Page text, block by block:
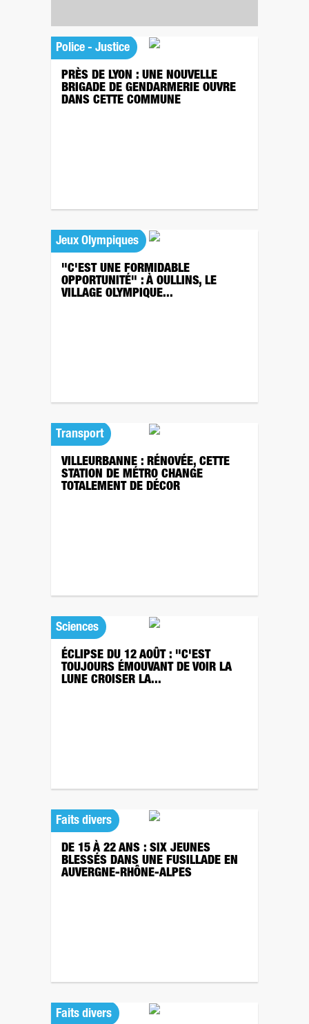
Police - Justice
PRÈS DE LYON : UNE NOUVELLE
BRIGADE DE GENDARMERIE OUVRE
DANS CETTE COMMUNE
Jeux Olympiques
"C'EST UNE FORMIDABLE
OPPORTUNITÉ" : À OULLINS, LE
VILLAGE OLYMPIQUE...
Transport
VILLEURBANNE : RÉNOVÉE, CETTE
STATION DE MÉTRO CHANGE
TOTALEMENT DE DÉCOR
Sciences
ÉCLIPSE DU 12 AOÛT : "C'EST
TOUJOURS ÉMOUVANT DE VOIR LA
LUNE CROISER LA...
Faits divers
DE 15 À 22 ANS : SIX JEUNES
BLESSÉS DANS UNE FUSILLADE EN
AUVERGNE-RHÔNE-ALPES
Faits divers